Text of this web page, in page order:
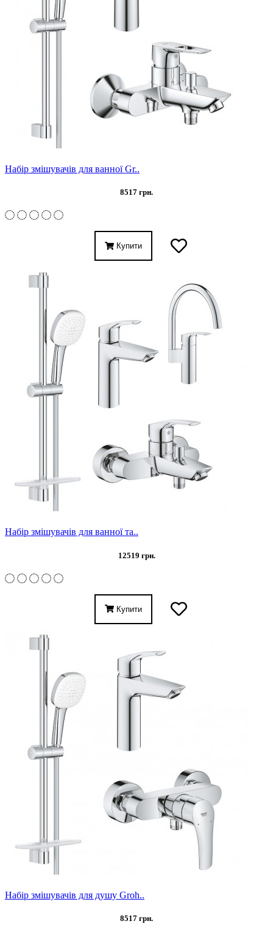
Набір змішувачів для ванної Gr..
8517 грн.
Купити
Набір змішувачів для ванної та..
12519 грн.
Купити
Набір змішувачів для душу Groh..
8517 грн.